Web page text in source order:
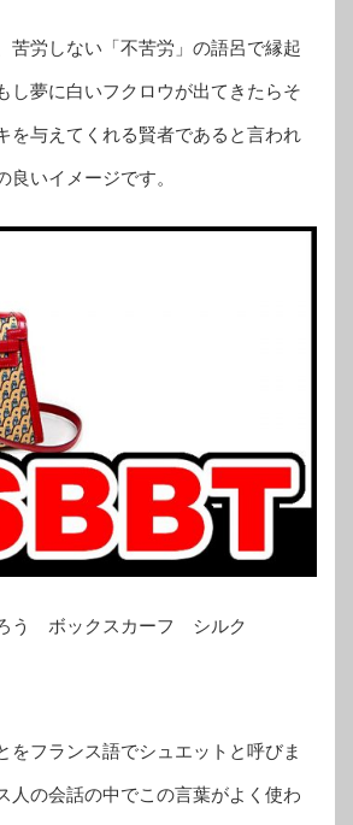
苦労しない「不苦労」の語呂で縁起
し夢に白いフクロウが出てきたらそ
を与えてくれる賢者であると言われ
良いイメージです。
う ボックスカーフ シルク
をフランス語でシュエットと呼びま
人の会話の中でこの言葉がよく使わ